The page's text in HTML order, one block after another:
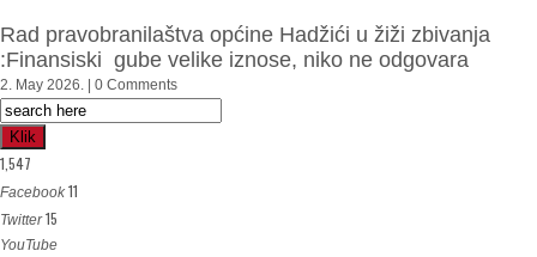
Rad pravobranilaštva općine Hadžići u žiži zbivanja
:Finansiski gube velike iznose, niko ne odgovara
2. May 2026. | 0 Comments
Klik
1,547
Facebook 11
Twitter 15
YouTube